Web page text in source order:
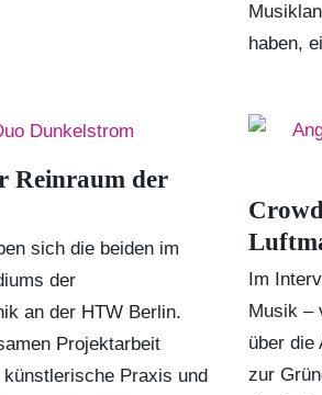
haben,
Reinraum der
sich die beiden im
der
an der HTW Berlin.
Projektarbeit
Praxis und
Im
Musik –
über die
zur